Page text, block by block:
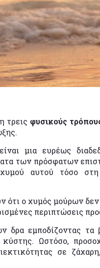
τρεις φυσικούς
μια ευρέως
των πρόσφατων
χυμού αυτού τόσο
ότι ο χυμός μούρων
περιπτώσεις
δρα εμποδίζοντας τα
Ωστόσο,
σε